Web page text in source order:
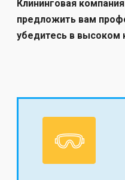
Клининговая
предложить вам
убедитесь в высоком